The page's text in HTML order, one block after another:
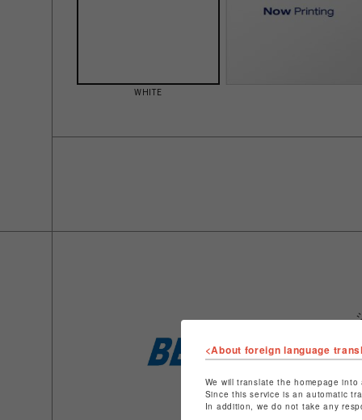
WHITE
<About foreign language
We will translate the homepage
Since this service is an automatic
In addition, we do not take any